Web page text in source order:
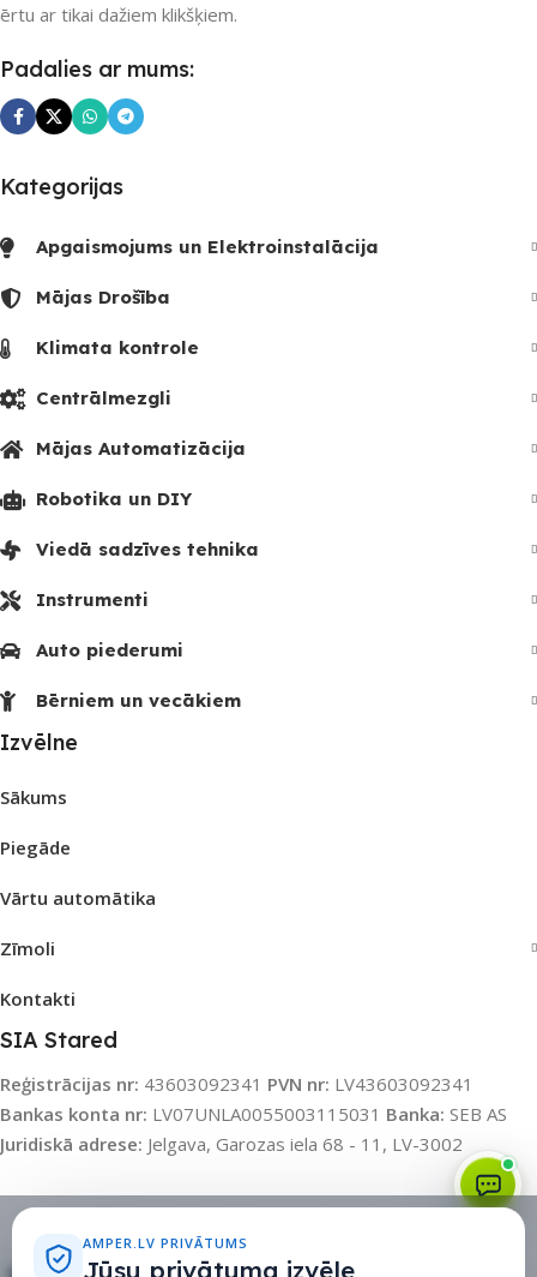
ērtu ar tikai dažiem klikšķiem.
Padalies ar mums:
Kategorijas
Apgaismojums un Elektroinstalācija
Mājas Drošība
Klimata kontrole
Centrālmezgli
Mājas Automatizācija
Robotika un DIY
Viedā sadzīves tehnika
Instrumenti
Auto piederumi
Bērniem un vecākiem
Izvēlne
Sākums
Piegāde
Vārtu automātika
Zīmoli
Kontakti
SIA Stared
Reģistrācijas nr: 43603092341 PVN nr: LV43603092341
Bankas konta nr: LV07UNLA0055003115031 Banka: SEB AS
Juridiskā adrese: Jelgava, Garozas iela 68 - 11, LV-3002
AMPER.LV PRIVĀTUMS
Jūsu privātuma izvēle